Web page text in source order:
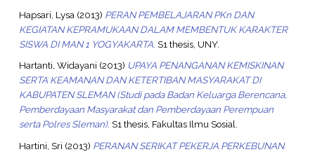
Hapsari, Lysa (2013) PERAN PEMBELAJARAN PKn DAN
KEGIATAN KEPRAMUKAAN DALAM MEMBENTUK KARAKTER
SISWA DI MAN 1 YOGYAKARTA. S1 thesis, UNY.
Hartanti, Widayani (2013) UPAYA PENANGANAN KEMISKINAN
SERTA KEAMANAN DAN KETERTIBAN MASYARAKAT DI
KABUPATEN SLEMAN (Studi pada Badan Keluarga Berencana,
Pemberdayaan Masyarakat dan Pemberdayaan Perempuan
serta Polres Sleman). S1 thesis, Fakultas Ilmu Sosial.
Hartini, Sri (2013) PERANAN SERIKAT PEKERJA PERKEBUNAN